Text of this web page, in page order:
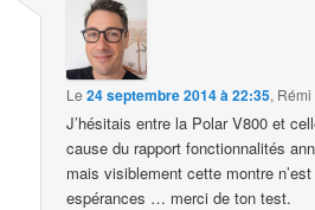
Le24 septembre 2014 à 22:35, Rémi
J’hésitais entre la Polar V800 et
cause du rapport fonctionnalités
mais visiblement cette montre
espérances … merci de ton test.